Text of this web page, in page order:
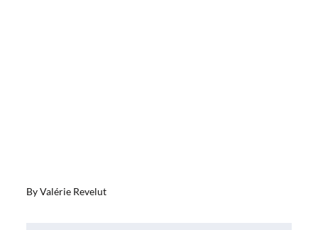
ByValérie Revelut